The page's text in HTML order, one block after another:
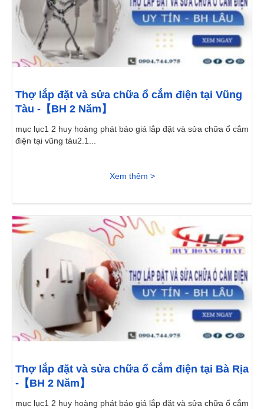
Thợ lắp đặt và sửa chữa ổ cắm điện tại Vũng
Tàu -【BH 2 Năm】
mục lục1 2 huy hoàng phát báo giá lắp đặt và sửa chữa ổ cắm
điện tại vũng tàu2.1...
Xem thêm >
Thợ lắp đặt và sửa chữa ổ cắm điện tại Bà Rịa
-【BH 2 Năm】
mục lục1 2 huy hoàng phát báo giá lắp đặt và sửa chữa ổ cắm